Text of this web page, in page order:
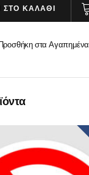
ΚΑΛΑΘΙ
στα Αγαπημένα